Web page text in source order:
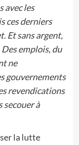
avec les
ces derniers
Et sans argent,
emplois, du
ne
gouvernements
revendications
secouer à
la lutte